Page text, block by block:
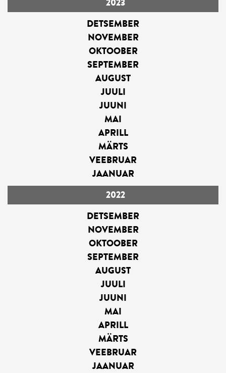
DETSEMBER
NOVEMBER
OKTOOBER
SEPTEMBER
AUGUST
JUULI
JUUNI
MAI
APRILL
MÄRTS
VEEBRUAR
JAANUAR
2022
DETSEMBER
NOVEMBER
OKTOOBER
SEPTEMBER
AUGUST
JUULI
JUUNI
MAI
APRILL
MÄRTS
VEEBRUAR
JAANUAR